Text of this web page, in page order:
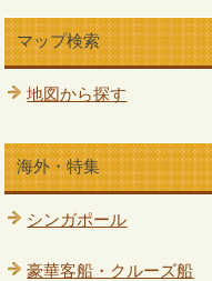
マップ検索
地図から探す
海外・特集
シンガポール
豪華客船・クルーズ船